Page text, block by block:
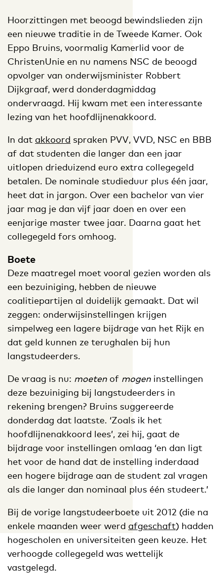
Hoorzittingen met beoogd bewindslieden zijn
een nieuwe traditie in de Tweede Kamer. Ook
Eppo Bruins, voormalig Kamerlid voor de
ChristenUnie en nu namens NSC de beoogd
opvolger van onderwijsminister Robbert
Dijkgraaf, werd donderdagmiddag
ondervraagd. Hij kwam met een interessante
lezing van het hoofdlijnenakkoord.
In dat akkoord spraken PVV, VVD, NSC en BBB
af dat studenten die langer dan een jaar
uitlopen drieduizend euro extra collegegeld
betalen. De nominale studieduur plus één jaar,
heet dat in jargon. Over een bachelor van vier
jaar mag je dan vijf jaar doen en over een
eenjarige master twee jaar. Daarna gaat het
collegegeld fors omhoog.
Boete
Deze maatregel moet vooral gezien worden als
een bezuiniging, hebben de nieuwe
coalitiepartijen al duidelijk gemaakt. Dat wil
zeggen: onderwijsinstellingen krijgen
simpelweg een lagere bijdrage van het Rijk en
dat geld kunnen ze terughalen bij hun
langstudeerders.
De vraag is nu: moeten of mogen instellingen
deze bezuiniging bij langstudeerders in
rekening brengen? Bruins suggereerde
donderdag dat laatste. ‘Zoals ik het
hoofdlijnenakkoord lees’, zei hij, gaat de
bijdrage voor instellingen omlaag ‘en dan ligt
het voor de hand dat de instelling inderdaad
een hogere bijdrage aan de student zal vragen
als die langer dan nominaal plus één studeert.’
Bij de vorige langstudeerboete uit 2012 (die na
enkele maanden weer werd afgeschaft) hadden
hogescholen en universiteiten geen keuze. Het
verhoogde collegegeld was wettelijk
vastgelegd.